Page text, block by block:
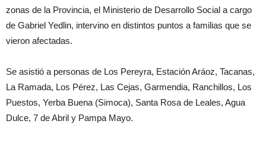
zonas de la Provincia, el Ministerio de Desarrollo Social a cargo
de Gabriel Yedlin, intervino en distintos puntos a familias que se
vieron afectadas.
Se asistió a personas de Los Pereyra, Estación Aráoz, Tacanas,
La Ramada, Los Pérez, Las Cejas, Garmendia, Ranchillos, Los
Puestos, Yerba Buena (Simoca), Santa Rosa de Leales, Agua
Dulce, 7 de Abril y Pampa Mayo.